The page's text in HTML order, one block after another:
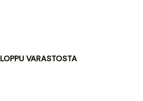
LOPPU VARASTOSTA